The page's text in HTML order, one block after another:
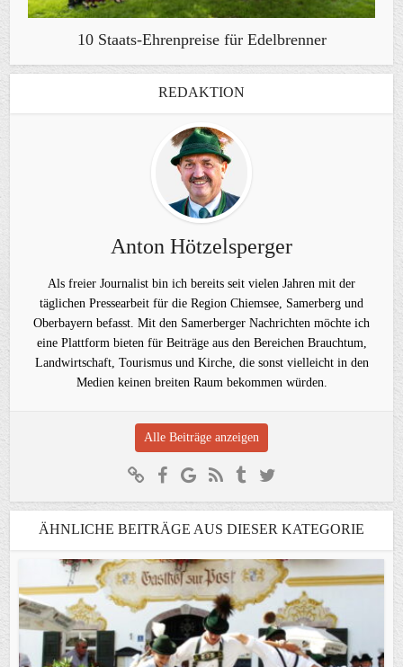
10 Staats-Ehrenpreise für Edelbrenner
REDAKTION
Anton Hötzelsperger
Als freier Journalist bin ich bereits seit vielen Jahren mit der
täglichen Pressearbeit für die Region Chiemsee, Samerberg und
Oberbayern befasst. Mit den Samerberger Nachrichten möchte ich
eine Plattform bieten für Beiträge aus den Bereichen Brauchtum,
Landwirtschaft, Tourismus und Kirche, die sonst vielleicht in den
Medien keinen breiten Raum bekommen würden.
Alle Beiträge anzeigen
ÄHNLICHE BEITRÄGE AUS DIESER KATEGORIE